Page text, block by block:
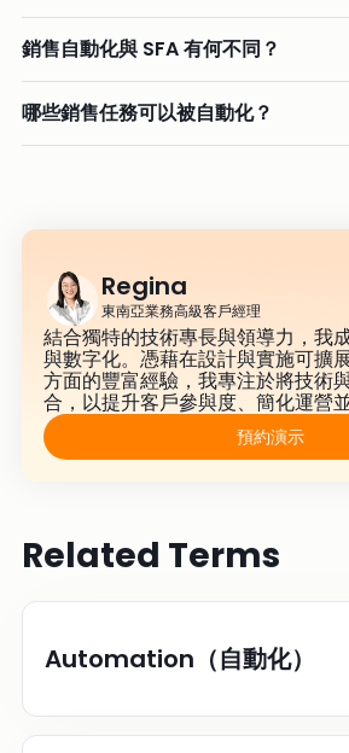
銷售自動化與 SFA 有何不同？
哪些銷售任務可以被自動化？
Regina
東南亞業務高級客戶經理
結合獨特的技術專長與領導力，我
與數字化。憑藉在設計與實施可擴
方面的豐富經驗，我專注於將技術
合，以提升客戶參與度、簡化運營
預約演示
Related Terms
Automation（自動化）